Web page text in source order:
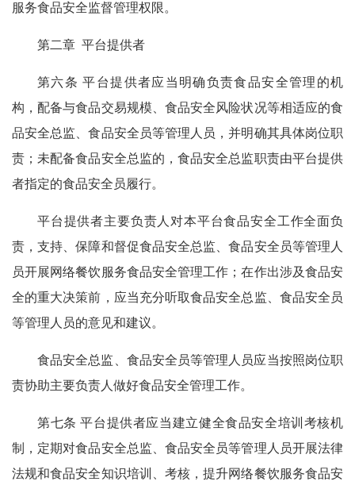
服务食品安全监督管理权限。
第二章 平台提供者
第六条 平台提供者应当明确负责食品安全管理的机
构，配备与食品交易规模、食品安全风险状况等相适应的食
品安全总监、食品安全员等管理人员，并明确其具体岗位职
责；未配备食品安全总监的，食品安全总监职责由平台提供
者指定的食品安全员履行。
平台提供者主要负责人对本平台食品安全工作全面负
责，支持、保障和督促食品安全总监、食品安全员等管理人
员开展网络餐饮服务食品安全管理工作；在作出涉及食品安
全的重大决策前，应当充分听取食品安全总监、食品安全员
等管理人员的意见和建议。
食品安全总监、食品安全员等管理人员应当按照岗位职
责协助主要负责人做好食品安全管理工作。
第七条 平台提供者应当建立健全食品安全培训考核机
制，定期对食品安全总监、食品安全员等管理人员开展法律
法规和食品安全知识培训、考核，提升网络餐饮服务食品安